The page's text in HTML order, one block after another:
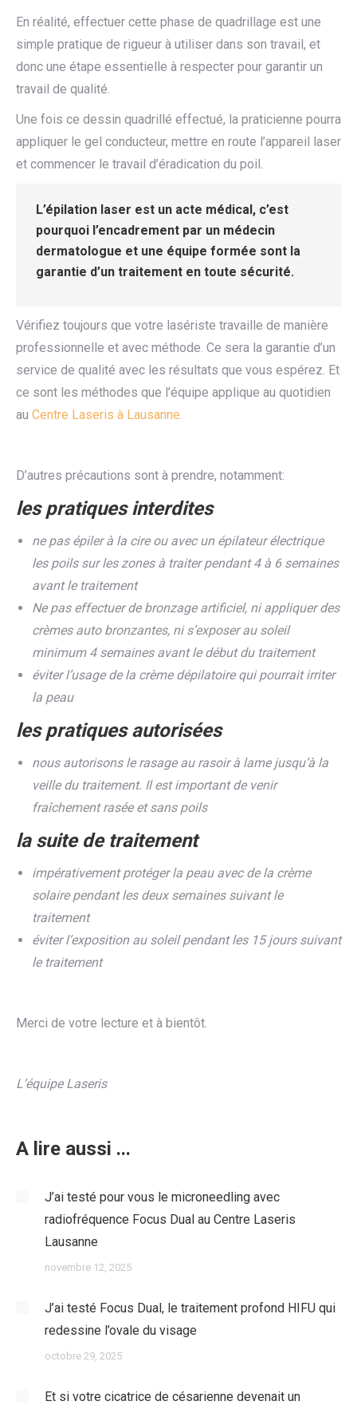
En réalité, effectuer cette phase de quadrillage est une
simple pratique de rigueur à utiliser dans son travail, et
donc une étape essentielle à respecter pour garantir un
travail de qualité.
Une fois ce dessin quadrillé effectué, la praticienne pourra
appliquer le gel conducteur, mettre en route l’appareil laser
et commencer le travail d’éradication du poil.
L’épilation laser est un acte médical, c’est
pourquoi l’encadrement par un médecin
dermatologue et une équipe formée sont la
garantie d’un traitement en toute sécurité.
Vérifiez toujours que votre lasériste travaille de manière
professionnelle et avec méthode. Ce sera la garantie d’un
service de qualité avec les résultats que vous espérez. Et
ce sont les méthodes que l’équipe applique au quotidien
au Centre Laseris à Lausanne.
D’autres précautions sont à prendre, notamment:
les pratiques interdites
ne pas épiler à la cire ou avec un épilateur électrique
les poils sur les zones à traiter pendant 4 à 6 semaines
avant le traitement
Ne pas effectuer de bronzage artificiel, ni appliquer des
crèmes auto bronzantes, ni s’exposer au soleil
minimum 4 semaines avant le début du traitement
éviter l’usage de la crème dépilatoire qui pourrait irriter
la peau
les pratiques autorisées
nous autorisons le rasage au rasoir à lame jusqu’à la
veille du traitement. Il est important de venir
fraîchement rasée et sans poils
la suite de traitement
impérativement protéger la peau avec de la crème
solaire pendant les deux semaines suivant le
traitement
éviter l’exposition au soleil pendant les 15 jours suivant
le traitement
Merci de votre lecture et à bientôt.
L’équipe Laseris
A lire aussi ...
J’ai testé pour vous le microneedling avec
radiofréquence Focus Dual au Centre Laseris
Lausanne
novembre 12, 2025
J’ai testé Focus Dual, le traitement profond HIFU qui
redessine l’ovale du visage
octobre 29, 2025
Et si votre cicatrice de césarienne devenait un